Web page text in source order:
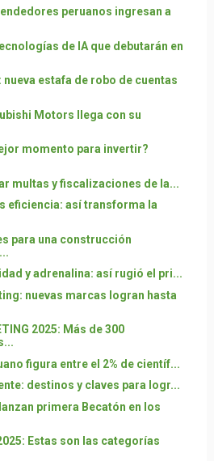
peruanos ingresan a
de IA que debutarán en
nueva estafa de robo de cuentas
Motors llega con su
momento para invertir?
multas y fiscalizaciones de la...
eficiencia: así transforma la
para una construcción
y adrenalina: así rugió el pri...
nuevas marcas logran hasta
2025: Más de 300
figura entre el 2% de científ...
destinos y claves para logr...
primera Becatón en los
Estas son las categorías